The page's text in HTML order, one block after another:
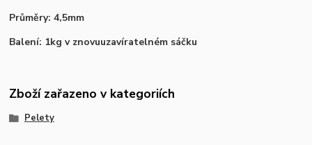
Průměry: 4,5mm
Balení: 1kg v znovuuzavíratelném sáčku
Zboží zařazeno v kategoriích
Pelety